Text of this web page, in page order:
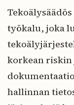
työkalu, joka
korkean riskin
hallinnan